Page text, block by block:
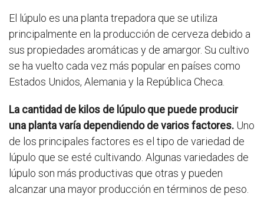
El lúpulo es una planta trepadora que se utiliza
principalmente en la producción de cerveza debido a
sus propiedades aromáticas y de amargor. Su cultivo
se ha vuelto cada vez más popular en países como
Estados Unidos, Alemania y la República Checa.
La cantidad de kilos de lúpulo que puede producir
una planta varía dependiendo de varios factores. Uno
de los principales factores es el tipo de variedad de
lúpulo que se esté cultivando. Algunas variedades de
lúpulo son más productivas que otras y pueden
alcanzar una mayor producción en términos de peso.